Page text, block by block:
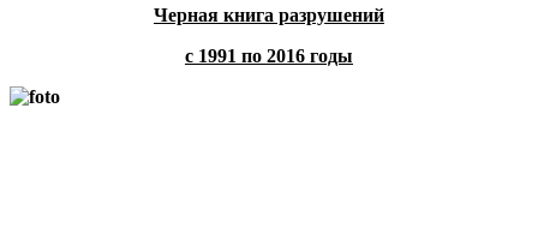
Черная книга разрушений
с 1991 по 2016 годы